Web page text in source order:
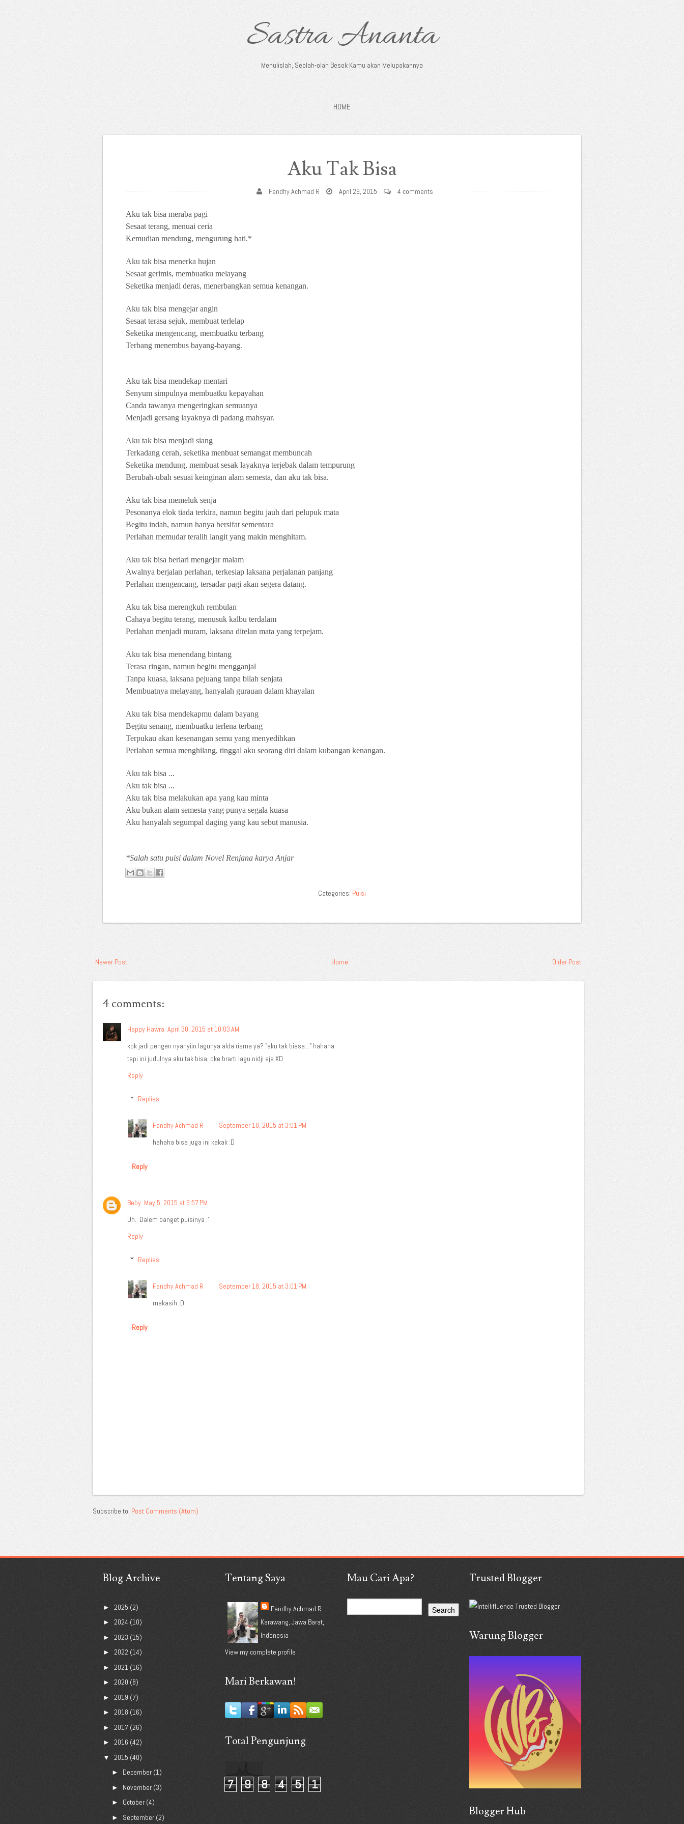
Sastra Ananta
Menulislah, Seolah-olah Besok Kamu akan Melupakannya
HOME
Aku Tak Bisa
Fandhy Achmad R April 29, 2015 4 comments
Aku tak bisa meraba pagi
Sesaat terang, menuai ceria
Kemudian mendung, mengurung hati.*
Aku tak bisa menerka hujan
Sesaat gerimis, membuatku melayang
Seketika menjadi deras, menerbangkan semua kenangan.
Aku tak bisa mengejar angin
Sesaat terasa sejuk, membuat terlelap
Seketika mengencang, membuatku terbang
Terbang menembus bayang-bayang.
Aku tak bisa mendekap mentari
Senyum simpulnya membuatku kepayahan
Canda tawanya mengeringkan semuanya
Menjadi gersang layaknya di padang mahsyar.
Aku tak bisa menjadi siang
Terkadang cerah, seketika menbuat semangat membuncah
Seketika mendung, membuat sesak layaknya terjebak dalam tempurung
Berubah-ubah sesuai keinginan alam semesta, dan aku tak bisa.
Aku tak bisa memeluk senja
Pesonanya elok tiada terkira, namun begitu jauh dari pelupuk mata
Begitu indah, namun hanya bersifat sementara
Perlahan memudar teralih langit yang makin menghitam.
Aku tak bisa berlari mengejar malam
Awalnya berjalan perlahan, terkesiap laksana perjalanan panjang
Perlahan mengencang, tersadar pagi akan segera datang.
Aku tak bisa merengkuh rembulan
Cahaya begitu terang, menusuk kalbu terdalam
Perlahan menjadi muram, laksana ditelan mata yang terpejam.
Aku tak bisa menendang bintang
Terasa ringan, namun begitu mengganjal
Tanpa kuasa, laksana pejuang tanpa bilah senjata
Membuatnya melayang, hanyalah gurauan dalam khayalan
Aku tak bisa mendekapmu dalam bayang
Begitu senang, membuatku terlena terbang
Terpukau akan kesenangan semu yang menyedihkan
Perlahan semua menghilang, tinggal aku seorang diri dalam kubangan kenangan.
Aku tak bisa ...
Aku tak bisa ...
Aku tak bisa melakukan apa yang kau minta
Aku bukan alam semesta yang punya segala kuasa
Aku hanyalah segumpal daging yang kau sebut manusia.
*Salah satu puisi dalam Novel Renjana karya Anjar
Categories: Puisi
Newer Post Older Post
Home
4 comments:
Happy Hawra April 30, 2015 at 10:03 AM
kok jadi pengen nyanyiin lagunya alda risma ya? "aku tak biasa..." hahaha
tapi ini judulnya aku tak bisa, oke brarti lagu nidji aja XD
Reply
Replies
Fandhy Achmad R
September 18, 2015 at 3:01 PM
hahaha bisa juga ini kakak :D
Reply
Beby May 5, 2015 at 9:57 PM
Uh.. Dalem banget puisinya :'
Reply
Replies
Fandhy Achmad R
September 18, 2015 at 3:01 PM
makasih :D
Reply
Subscribe to: Post Comments (Atom)
Blog Archive
► 2025 (2)
► 2024 (10)
► 2023 (15)
► 2022 (14)
► 2021 (16)
► 2020 (8)
► 2019 (7)
► 2018 (16)
► 2017 (26)
► 2016 (42)
▼ 2015 (40)
► December (1)
► November (3)
► October (4)
► September (2)
Tentang Saya
Fandhy Achmad R
Karawang, Jawa Barat,
Indonesia
View my complete profile
Mari Berkawan!
Total Pengunjung
7 9 8 4 5 1
Mau Cari Apa? Trusted Blogger
Warung Blogger
Blogger Hub